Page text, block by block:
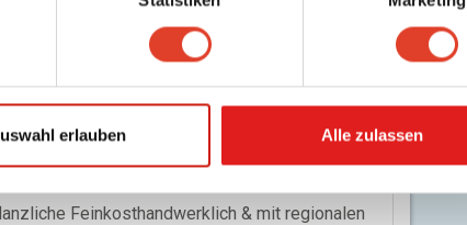
erlauben Alle zulassen
5, 1050 Wien 5., Margareten, Wien, Österreich
Feinkosthandwerklich & mit regionalen